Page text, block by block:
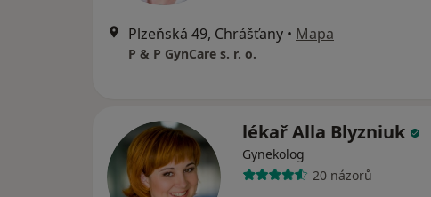
Plzeňská 49, Chrášťany • Mapa
P & P GynCare s. r. o.
lékař Alla Blyzniuk
Gynekolog
20 názorů